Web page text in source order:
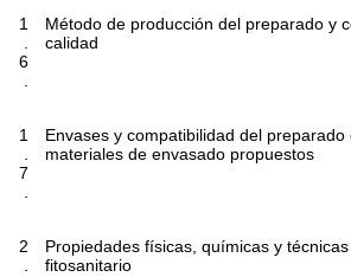
1
.
6
.
Método de producción del preparado y
calidad
1
.
7
.
Envases y compatibilidad del preparado
materiales de envasado propuestos
2
.
Propiedades físicas, químicas y
fitosanitario